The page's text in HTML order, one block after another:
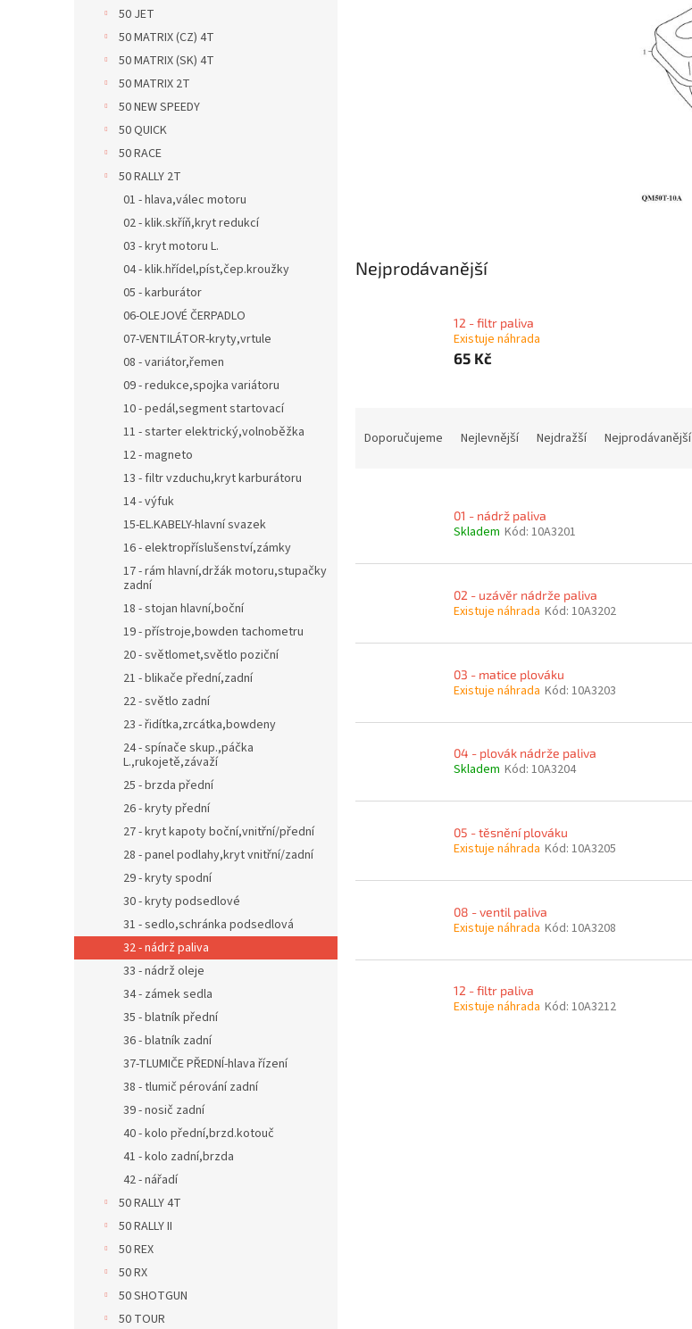
50 JET
50 MATRIX (CZ) 4T
50 MATRIX (SK) 4T
50 MATRIX 2T
50 NEW SPEEDY
50 QUICK
50 RACE
50 RALLY 2T
01 - hlava,válec motoru
02 - klik.skříň,kryt redukcí
03 - kryt motoru L.
04 - klik.hřídel,píst,čep.kroužky
05 - karburátor
06-OLEJOVÉ ČERPADLO
07-VENTILÁTOR-kryty,vrtule
08 - variátor,řemen
09 - redukce,spojka variátoru
10 - pedál,segment startovací
11 - starter elektrický,volnoběžka
12 - magneto
13 - filtr vzduchu,kryt karburátoru
14 - výfuk
15-EL.KABELY-hlavní svazek
16 - elektropříslušenství,zámky
17 - rám hlavní,držák motoru,stupačky
zadní
18 - stojan hlavní,boční
19 - přístroje,bowden tachometru
20 - světlomet,světlo poziční
21 - blikače přední,zadní
22 - světlo zadní
23 - řidítka,zrcátka,bowdeny
24 - spínače skup.,páčka
L.,rukojetě,závaží
25 - brzda přední
26 - kryty přední
27 - kryt kapoty boční,vnitřní/přední
28 - panel podlahy,kryt vnitřní/zadní
29 - kryty spodní
30 - kryty podsedlové
31 - sedlo,schránka podsedlová
32 - nádrž paliva
33 - nádrž oleje
34 - zámek sedla
35 - blatník přední
36 - blatník zadní
37-TLUMIČE PŘEDNÍ-hlava řízení
38 - tlumič pérování zadní
39 - nosič zadní
40 - kolo přední,brzd.kotouč
41 - kolo zadní,brzda
42 - nářadí
50 RALLY 4T
50 RALLY II
50 REX
50 RX
50 SHOTGUN
50 TOUR
Nejprodávanější
12 - filtr paliva
Existuje náhrada
65 Kč
Doporučujeme Nejlevnější Nejdražší Nejprodávanější
ů
01 - nádrž paliva
Skladem Kód: 10A3201
02 - uzávěr nádrže paliva
Existuje náhrada Kód: 10A3202
03 - matice plováku
Existuje náhrada Kód: 10A3203
04 - plovák nádrže paliva
Skladem Kód: 10A3204
05 - těsnění plováku
Existuje náhrada Kód: 10A3205
08 - ventil paliva
Existuje náhrada Kód: 10A3208
12 - filtr paliva
Existuje náhrada Kód: 10A3212